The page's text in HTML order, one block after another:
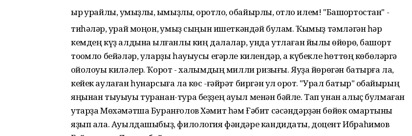
ыр ҡурайлы, ҡумыҙлы, ҡымыҙлы, ҡоротло, ҡобайырлы, ҡотло илем! "Башҡортостан" -
тиһәләр, ҡурай моңон, ҡумыҙ сыңын ишеткәндәй булам. Ҡымыҙ тәмләгән һәр
кемдең күҙ алдына ҡылғанлы киң далалар, унда утлаған йылҡы өйөрө, башҡорт
тоҡомло бейәләр, уларҙы һауыусы егәрле килендәр, аҡ күбекле һөттөң көбөләргә
ҡойолоуы киләлер. Ҡорот - халҡымдың милли ризығы. Яуҙа йөрөгән батырға ла,
кейек аулаған һунарсыға ла көс -ғәйрәт биргән ул ҡорот. "Урал батыр" ҡобайырың
яңынан тыуыуы туранан-тура беҙҙең ауыл менән бәйле. Тап унан алыҫ булмаған
утарҙа Мөхәмәтша Буранғолов Хәмит һәм Ғәбит сәсәндәрҙән бөйөк ҡомартҡыны
яҙып ала. Ауылдашыбыҙ, филология фәндәре кандидаты, доцент Ибраһимов